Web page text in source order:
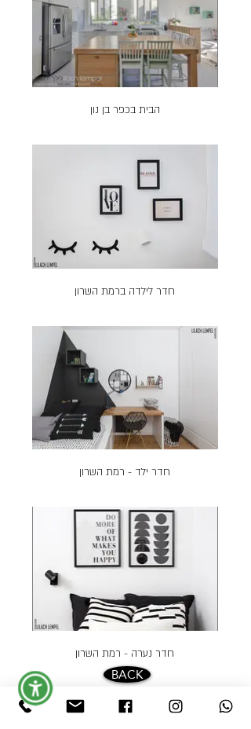
הבית בכפר בן נון
חדר לילדה ברמת השרון
חדר ילד - רמת השרון
חדר נערה - רמת השרון
BACK